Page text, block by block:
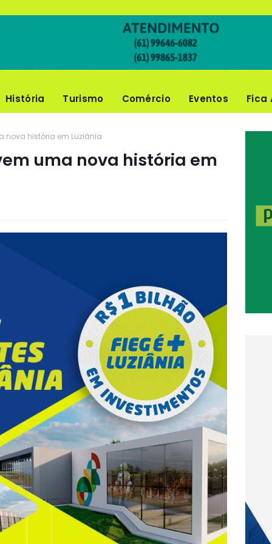
História Turismo Comércio Eventos Fica
nova história em Luziânia
uma nova história em